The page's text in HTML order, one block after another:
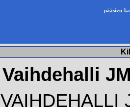
pääsivu
Vaihdehalli
VAIHDEHALLI